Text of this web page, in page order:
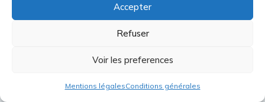
Accepter
Refuser
Voir les preferences
Mentions légalesConditions générales